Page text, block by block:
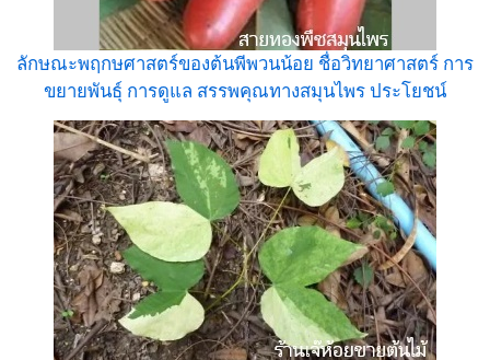
ลักษณะพฤกษศาสตร์ของต้นพีพวนน้อย ชื่อวิทยาศาสตร์ การ
ขยายพันธุ์ การดูแล สรรพคุณทางสมุนไพร ประโยชน์